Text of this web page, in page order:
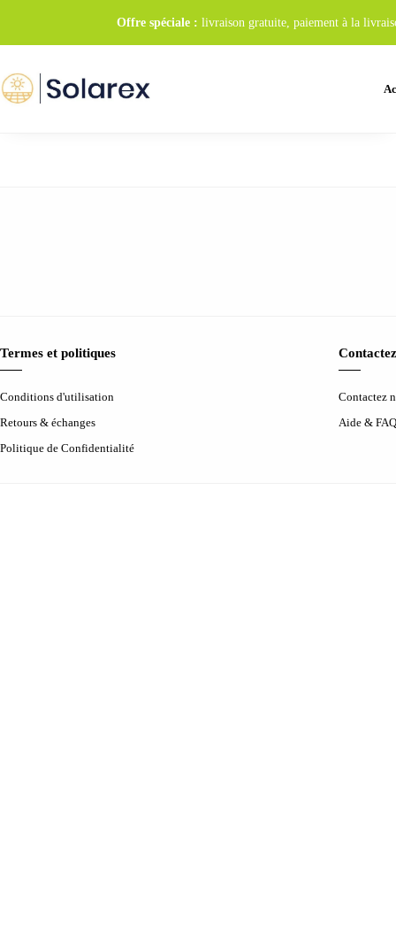
Offre spéciale : livraison gratuite, paiement à la
Termes et politiques
Conditions d'utilisation
Retours & échanges
Politique de Confidentialité
Contactez
Aide & FAQ